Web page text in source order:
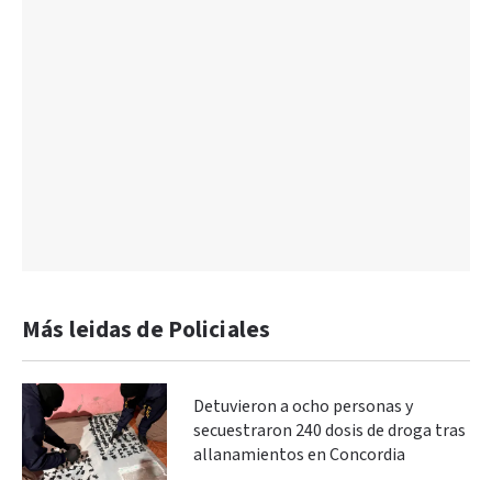
Más leidas de Policiales
Detuvieron a ocho personas y
secuestraron 240 dosis de droga tras
allanamientos en Concordia